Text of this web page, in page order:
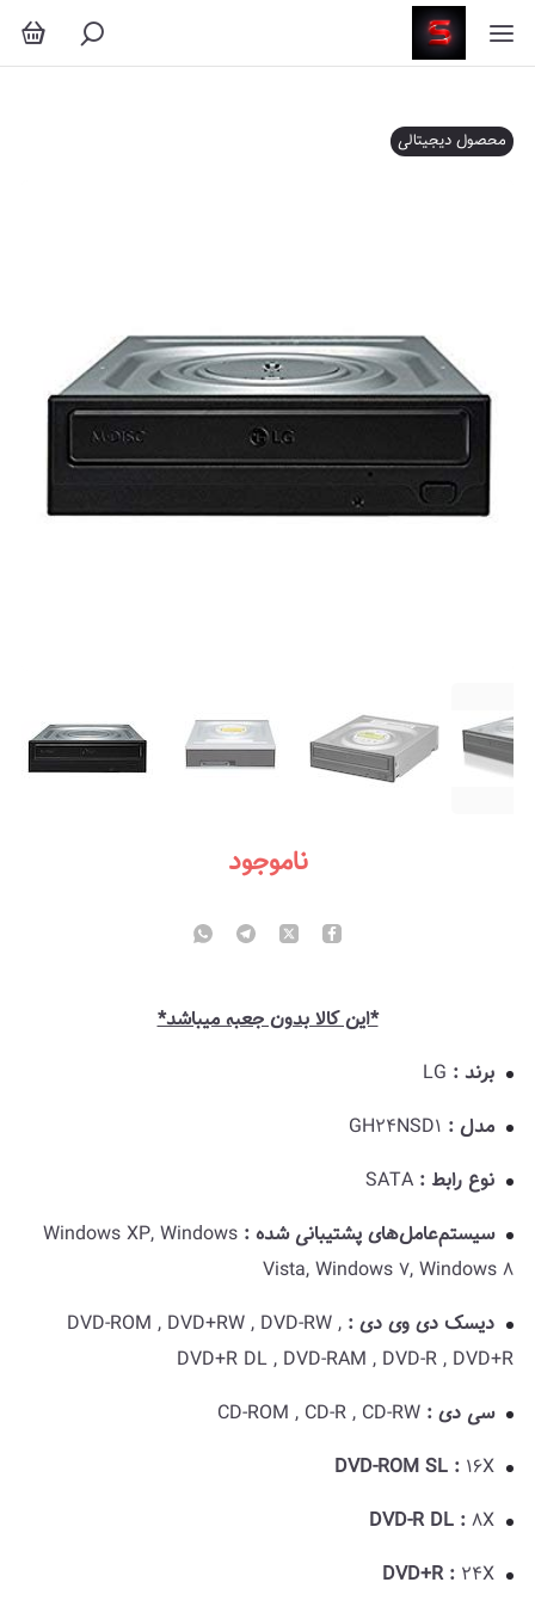
محصول دیجیتالی
ناموجود
*این کالا بدون جعبه میباشد*
برند : LG
مدل : GH24NSD1
نوع رابط : SATA
سیستم‌عامل‌های پشتیبانی شده : Windows XP, Windows
Vista, Windows 7, Windows 8
دیسک دی وی دی : DVD-ROM , DVD+RW , DVD-RW ,
DVD+R DL , DVD-RAM , DVD-R , DVD+R
سی دی : CD-ROM , CD-R , CD-RW
DVD-ROM SL : 16X
DVD-R DL :8X
DVD+R : 24X